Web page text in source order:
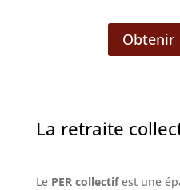
Obtenir
La retraite
Le PER collectifest une